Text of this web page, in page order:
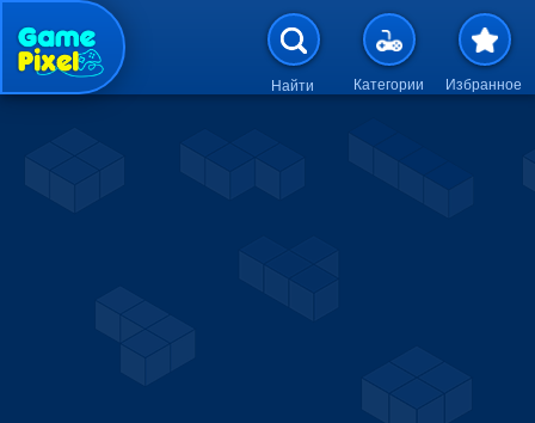
Перейти к основному
Найти Категории Избранное